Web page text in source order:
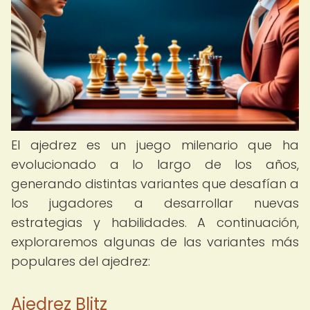
El ajedrez es un juego milenario que ha
evolucionado a lo largo de los años,
generando distintas variantes que desafían a
los jugadores a desarrollar nuevas
estrategias y habilidades. A continuación,
exploraremos algunas de las variantes más
populares del ajedrez:
Ajedrez Blitz